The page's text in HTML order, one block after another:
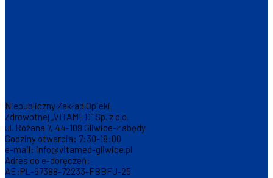
Niepubliczny Zakład Opieki
Zdrowotnej „VITAMED” Sp. z o.o.
ul. Różana 7, 44-109 Gliwice-Łabędy
Godziny otwarcia: 7:30-18:00
e-mail: info@vitamed-gliwice.pl
Adres do e-doręczeń:
AE:PL-67388-72233-FBBFU-25